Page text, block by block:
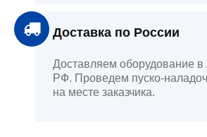
Доставка по России
Доставляем оборудование в
РФ. Проведем пуско-
на месте заказчика.